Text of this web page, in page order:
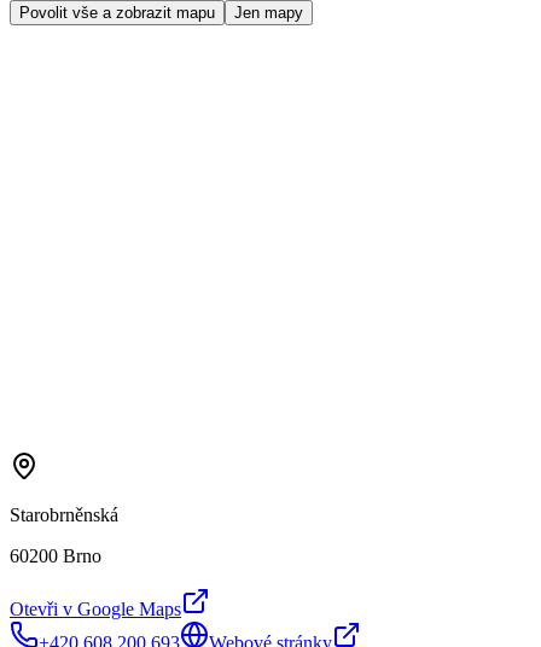
Povolit vše a zobrazit mapu Jen mapy
Starobrněnská
60200 Brno
Otevři v Google Maps